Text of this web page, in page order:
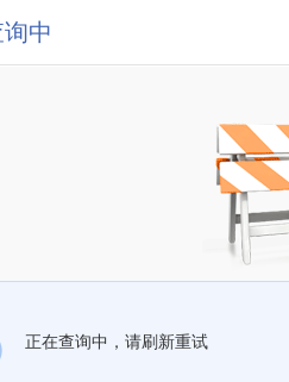
中
正在查询中，请刷新重试